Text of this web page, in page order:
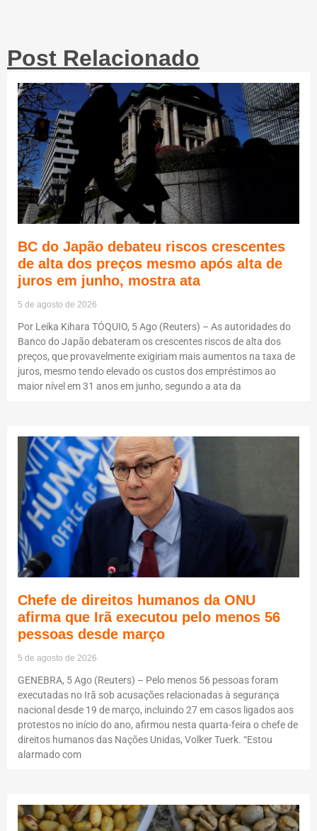
Post Relacionado
BC do Japão debateu riscos crescentes
de alta dos preços mesmo após alta de
juros em junho, mostra ata
5 de agosto de 2026
Por Leika Kihara TÓQUIO, 5 Ago (Reuters) – As autoridades do
Banco do Japão debateram os crescentes riscos de alta dos
preços, que provavelmente exigiriam mais aumentos na taxa de
juros, mesmo tendo elevado os custos dos empréstimos ao
maior nível em 31 anos em junho, segundo a ata da
Chefe de direitos humanos da ONU
afirma que Irã executou pelo menos 56
pessoas desde março
5 de agosto de 2026
GENEBRA, 5 Ago (Reuters) – Pelo menos 56 pessoas foram
executadas no Irã sob acusações relacionadas à segurança
nacional desde 19 de março, incluindo 27 em casos ligados aos
protestos no início do ano, afirmou nesta quarta-feira o chefe de
direitos humanos das Nações Unidas, Volker Tuerk. “Estou
alarmado com